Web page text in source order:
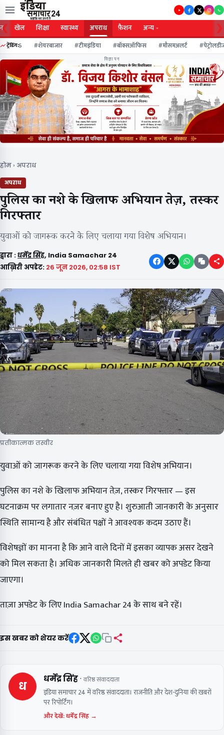
❮ खेल शिक्षा स्वास्थ्य अपराध फ़ैशन अन्य ❯
ट्रेंडिंग: #शेयरबाजार #टीमइंडिया #बॉक्सऑफिस #मौसमअलर्ट
विज्ञापन
होम › अपराध
अपराध
पुलिस का नशे के खिलाफ अभियान तेज़, तस्कर
गिरफ्तार
युवाओं को जागरूक करने के लिए चलाया गया विशेष अभियान।
द्वारा :धर्मेंद्र सिंह, India Samachar 24
आख़िरी अपडेट: 26 जून 2026, 02:58 IST
प्रतीकात्मक तस्वीर
युवाओं को जागरूक करने के लिए चलाया गया विशेष अभियान।
पुलिस का नशे के खिलाफ अभियान तेज़, तस्कर गिरफ्तार — इस
घटनाक्रम पर लगातार नज़र बनाए हुए है। शुरुआती जानकारी के अनुसार
स्थिति सामान्य है और संबंधित पक्षों ने आवश्यक कदम उठाए हैं।
विशेषज्ञों का मानना है कि आने वाले दिनों में इसका व्यापक असर देखने
को मिल सकता है। अधिक जानकारी मिलते ही खबर को अपडेट किया
जाएगा।
ताज़ा अपडेट के लिए India Samachar 24 के साथ बने रहें।
इस खबर को शेयर करें
ध धर्मेंद्र सिंह·वरिष्ठ संवाददाता
इंडिया समाचार 24 में वरिष्ठ संवाददाता। राजनीति और देश-दुनिया की खबरों
पर रिपोर्टिंग।
और देखें: धर्मेंद्र सिंह →